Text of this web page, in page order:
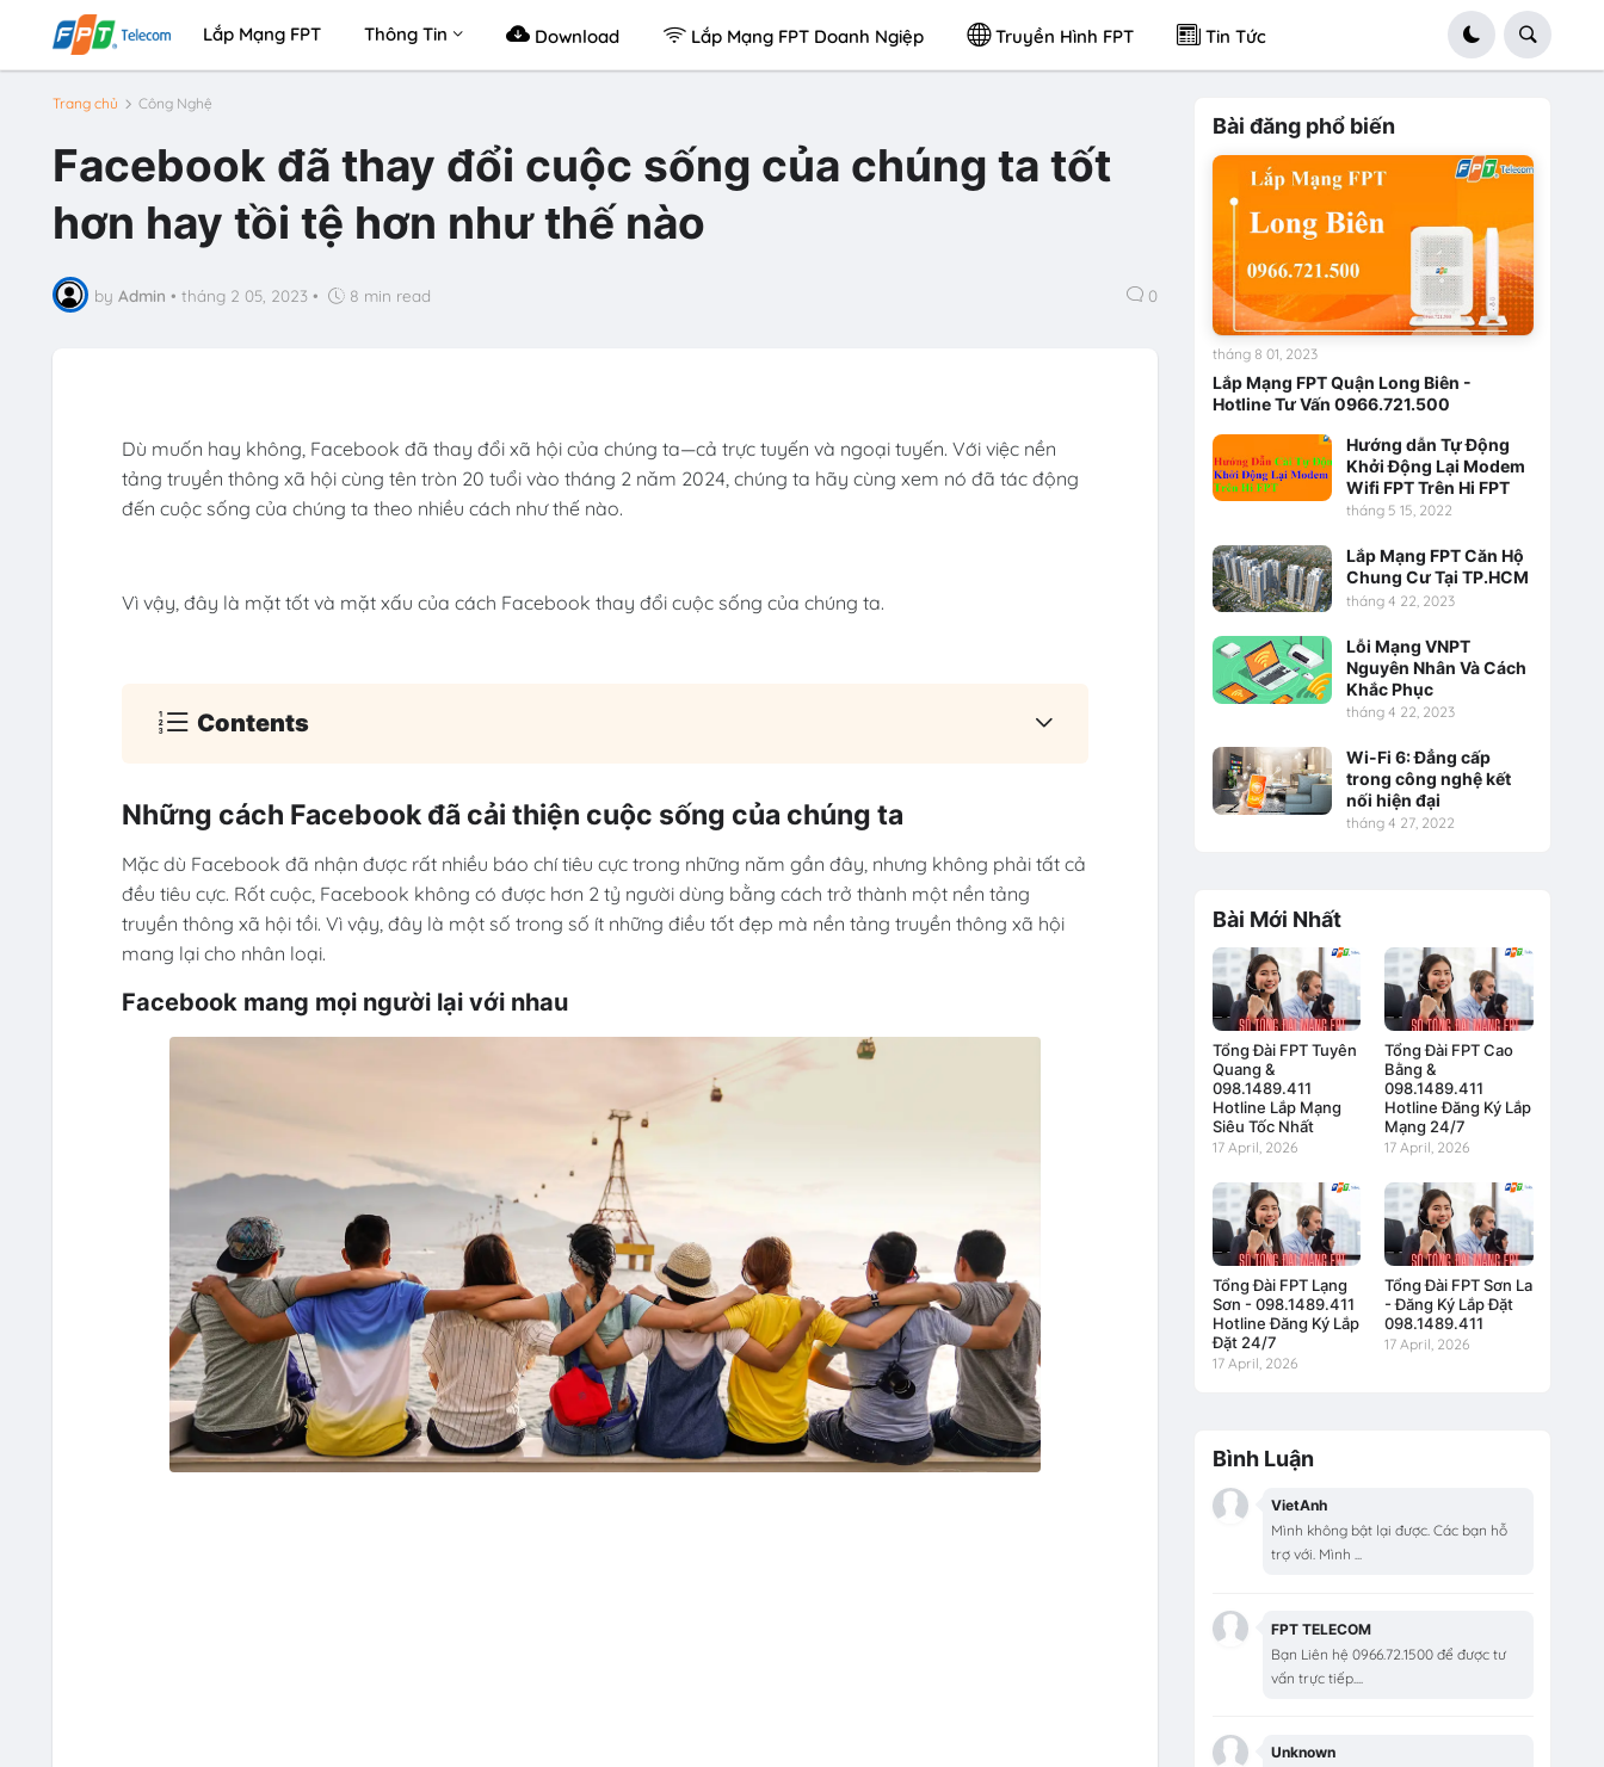
Lắp Mạng FPT Thông Tin Download Lắp Mạng FPT Doanh Ngiệp Truyền Hình FPT Tin Tức
Trang chủ Công Nghệ
Facebook đã thay đổi cuộc sống của chúng ta tốt
hơn hay tồi tệ hơn như thế nào
by Admin • tháng 2 05, 2023 • 8 min read 0
Dù muốn hay không, Facebook đã thay đổi xã hội của chúng ta—cả trực tuyến và ngoại tuyến. Với việc nền
tảng truyền thông xã hội cùng tên tròn 20 tuổi vào tháng 2 năm 2024, chúng ta hãy cùng xem nó đã tác động
đến cuộc sống của chúng ta theo nhiều cách như thế nào.
Vì vậy, đây là mặt tốt và mặt xấu của cách Facebook thay đổi cuộc sống của chúng ta.
Contents
Những cách Facebook đã cải thiện cuộc sống của chúng ta
Mặc dù Facebook đã nhận được rất nhiều báo chí tiêu cực trong những năm gần đây, nhưng không phải tất cả
đều tiêu cực. Rốt cuộc, Facebook không có được hơn 2 tỷ người dùng bằng cách trở thành một nền tảng
truyền thông xã hội tồi. Vì vậy, đây là một số trong số ít những điều tốt đẹp mà nền tảng truyền thông xã hội
mang lại cho nhân loại.
Facebook mang mọi người lại với nhau
Bài đăng phổ biến
Lắp Mạng FPT Quận Long Biên -
Hotline Tư Vấn 0966.721.500
tháng 8 01, 2023
Hướng dẫn Tự Động
Khởi Động Lại Modem
Wifi FPT Trên Hi FPT
tháng 5 15, 2022
Lắp Mạng FPT Căn Hộ
Chung Cư Tại TP.HCM
tháng 4 22, 2023
Lỗi Mạng VNPT
Nguyên Nhân Và Cách
Khắc Phục
tháng 4 22, 2023
Wi-Fi 6: Đẳng cấp
trong công nghệ kết
nối hiện đại
tháng 4 27, 2022
Bài Mới Nhất
Tổng Đài FPT Tuyên
Quang &
098.1489.411
Hotline Lắp Mạng
Siêu Tốc Nhất
17 April, 2026
Tổng Đài FPT Cao
Bằng &
098.1489.411
Hotline Đăng Ký Lắp
Mạng 24/7
17 April, 2026
Tổng Đài FPT Lạng
Sơn - 098.1489.411
Hotline Đăng Ký Lắp
Đặt 24/7
17 April, 2026
Tổng Đài FPT Sơn La
- Đăng Ký Lắp Đặt
098.1489.411
17 April, 2026
Bình Luận
VietAnh
Mình không bật lại được. Các bạn hỗ
trợ với. Mình ...
FPT TELECOM
Bạn Liên hệ 0966.72.1500 để được tư
vấn trực tiếp....
Unknown